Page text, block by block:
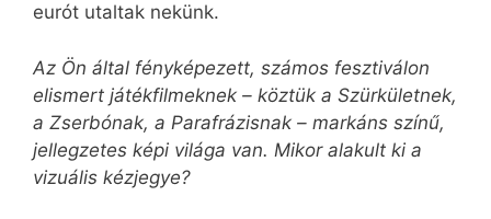
eurót utaltak nekünk.
Az Ön által fényképezett, számos fesztiválon
elismert játékfilmeknek – köztük a Szürkületnek,
a Zserbónak, a Parafrázisnak – markáns színű,
jellegzetes képi világa van. Mikor alakult ki a
vizuális kézjegye?